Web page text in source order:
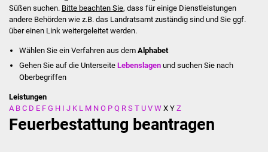
Jugendbeirat
Summerrockfestival
Stadtverwaltung
Süßen suchen. Bitte beachten Sie, dass für einige Dienstleistungen
andere Behörden wie z.B. das Landratsamt zuständig sind und Sie ggf.
über einen Link weitergeleitet werden.
Wählen Sie ein Verfahren aus dem Alphabet
Gehen Sie auf die UnterseiteLebenslagen und suchen Sie nach
Oberbegriffen
Leistungen
A B C D E F G H I J K L M N O P Q R S T U V W X Y Z
Feuerbestattung beantragen